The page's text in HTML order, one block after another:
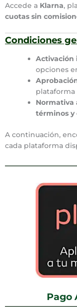
Accede a Klarna,
cuotas sin
Condiciones
Activación
opciones
plataforma
Normativa
términos y
A continuación,
cada plataforma
Pago